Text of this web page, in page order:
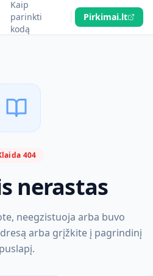
Kaip
parinkti
kodą
Pirkimai.lt
404
nerastas
neegzistuoja arba buvo
arba grįžkite į pagrindinį
puslapį.